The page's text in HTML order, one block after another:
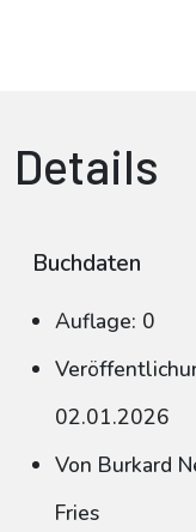
Details
Buchdaten
Auflage: 0
02.01.2026
Von Burkard
Fries